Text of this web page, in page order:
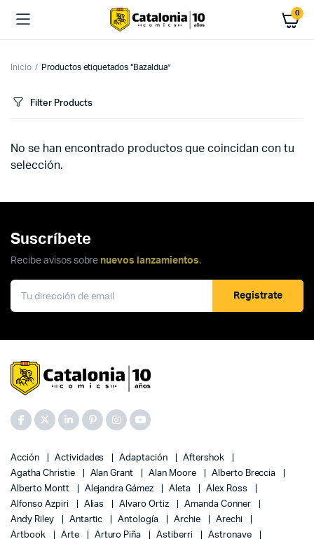
0
Inicio Productos etiquetados “Bazaldua”
Filter Products
No se han encontrado productos que coincidan con tu
selección.
Suscríbete
Recibe avisos sobre nuevos lanzamientos.
Registrate
Acción Actividades Adaptación
Aftershok
Agatha Christie
Alan Grant Alan Moore
Alberto Breccia
Alberto Montt
Alejandra Gámez Aleta
Alex Ross
Alfonso Azpiri
Alias Alvaro Ortiz
Amanda Conner
Andy Riley
Antartic Antología Archie
Arechi
Artbook
Arte Arturo Piña Astiberri
Astronave